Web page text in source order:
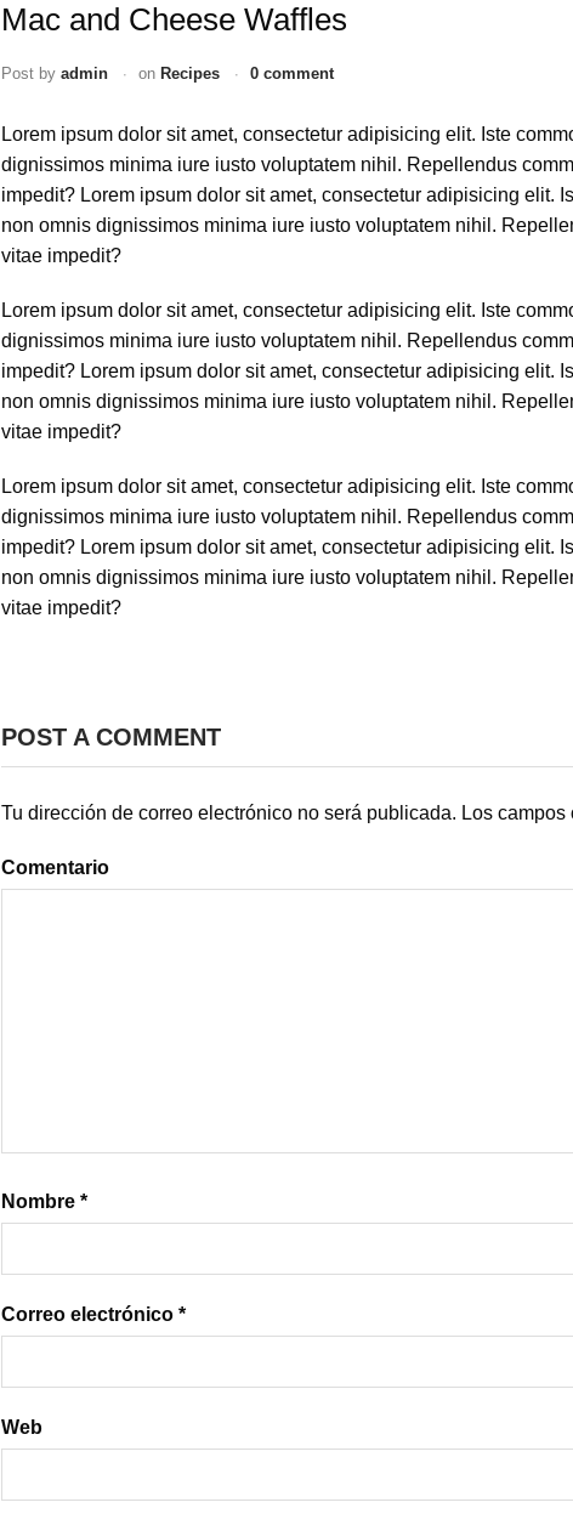
Mac and Cheese Waffles
Post by admin on Recipes 0 comment
Lorem ipsum dolor sit amet, consectetur adipisicing elit. Iste
dignissimos minima iure iusto voluptatem nihil. Repellendus
impedit? Lorem ipsum dolor sit amet, consectetur adipisicing elit.
non omnis dignissimos minima iure iusto voluptatem nihil.
vitae impedit?
Lorem ipsum dolor sit amet, consectetur adipisicing elit. Iste
dignissimos minima iure iusto voluptatem nihil. Repellendus
impedit? Lorem ipsum dolor sit amet, consectetur adipisicing elit.
non omnis dignissimos minima iure iusto voluptatem nihil.
vitae impedit?
Lorem ipsum dolor sit amet, consectetur adipisicing elit. Iste
dignissimos minima iure iusto voluptatem nihil. Repellendus
impedit? Lorem ipsum dolor sit amet, consectetur adipisicing elit.
non omnis dignissimos minima iure iusto voluptatem nihil.
vitae impedit?
POST A COMMENT
Tu dirección de correo electrónico no será publicada. Los
Comentario
Nombre *
Correo electrónico *
Web